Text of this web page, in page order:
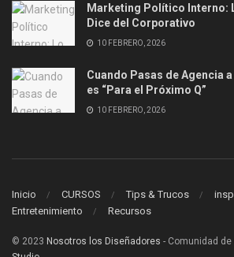
Marketing Político Interno:
Dice del Corporativo
10 FEBRERO, 2026
Cuando Pasas de Agencia
es “Para el Próximo Q”
10 FEBRERO, 2026
Inicio CURSOS Tips & Trucos
Entretenimiento
Recursos
© 2023 Nosotros los Diseñadores - Comunidad